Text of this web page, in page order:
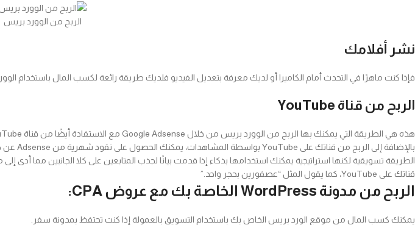
الربح من الوورد بريس
نشر أفلامك
فإذا كنت ماهرًا في التحدث أمام الكاميرا أو لديك معرفة بتعديل الفيديو فلديك طريقة رائعة لكسب المال باستخدام
الربح من قناة YouTube
هذه هي الطريقة التي يمكنك بها الربح من الوورد بريس من خلال Google Adsense مع الاستفادة أيضًا من قناة YouTube ذات الصلة بمدونتك.
بالإضافة إلى الربح من قناتك على YouTube بواسطة المشاهدات، يمكنك الحصول على نقود شهرية من Adsense عن طريق الربح من WordPress.
الطريقة تسويقية لكنها استراتيجية يمكنك استخدامها بذكاء إذا قدمت بيانًا لجذب المتابعين على كلا الجانبين مما أدى
قناتك على YouTube، كما يقول المثل “عصفورين بحجر واحد.”
الربح من مدونة WordPress الخاصة بك مع عروض CPA:
يمكنك كسب المال من موقع الورد بريس الخاص بك باستخدام التسويق بالعمولة إذا كنت تحتفظ بمدونة سفر.